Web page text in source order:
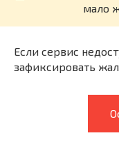
мало
Если сервис
зафиксировать